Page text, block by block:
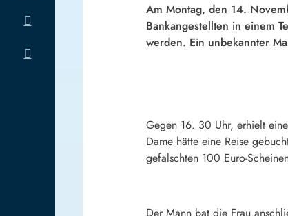
Am Montag, den 14.
Bankangestellten in einem
werden. Ein unbekannter
Gegen 16. 30 Uhr, erhielt
Dame hätte eine Reise
gefälschten 100 Euro-